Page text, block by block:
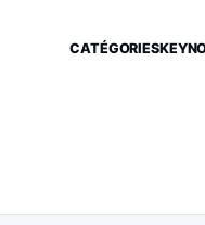
CATÉGORIES